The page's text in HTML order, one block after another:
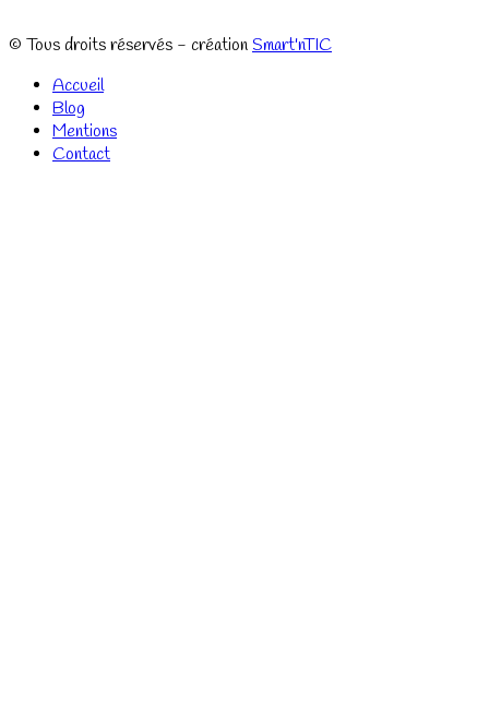
© Tous droits réservés - création Smart'nTIC
Accueil
Blog
Mentions
Contact